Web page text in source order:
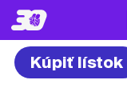
Kúpiť lístok